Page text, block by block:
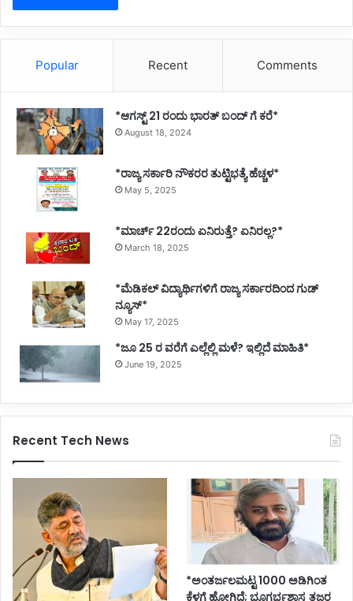
Popular Recent Comments
*ಆಗಸ್ಟ್ 21 ರಂದು ಭಾರತ್‌ ಬಂದ್‌ ಗೆ ಕರೆ*
August 18, 2024
*ರಾಜ್ಯ ಸರ್ಕಾರಿ ನೌಕರರ ತುಟ್ಟಿಭತ್ಯೆ ಹೆಚ್ಚಳ*
May 5, 2025
*ಮಾರ್ಚ್ 22ರಂದು ಏನಿರುತ್ತೆ? ಏನಿರಲ್ಲ?*
March 18, 2025
*ಮೆಡಿಕಲ್ ವಿದ್ಯಾರ್ಥಿಗಳಿಗೆ ರಾಜ್ಯ ಸರ್ಕಾರದಿಂದ ಗುಡ್
ನ್ಯೂಸ್*
May 17, 2025
*ಜೂ 25 ರ ವರೆಗೆ ಎಲ್ಲೆಲ್ಲಿ ಮಳೆ? ಇಲ್ಲಿದೆ ಮಾಹಿತಿ*
June 19, 2025
Recent Tech News
*ಅಂತರ್ಜಲಮಟ್ಟ 1000 ಅಡಿಗಿಂತ
ಕೆಳಗೆ ಹೋಗಿದೆ; ಭೂಗರ್ಭಶಾಸ್ತ್ರ ತಜ್ಞರ